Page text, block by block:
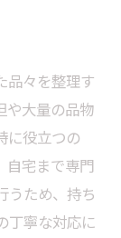
品々を整理す
や大量の品物
に役立つの
自宅まで専門
うため、持ち
丁寧な対応に